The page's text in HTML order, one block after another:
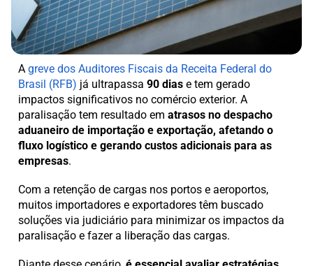
A greve dos Auditores Fiscais da Receita Federal do
Brasil (RFB) já ultrapassa 90 dias e tem gerado
impactos significativos no comércio exterior. A
paralisação tem resultado em atrasos no despacho
aduaneiro de importação e exportação, afetando o
fluxo logístico e gerando custos adicionais para as
empresas.
Com a retenção de cargas nos portos e aeroportos,
muitos importadores e exportadores têm buscado
soluções via judiciário para minimizar os impactos da
paralisação e fazer a liberação das cargas.